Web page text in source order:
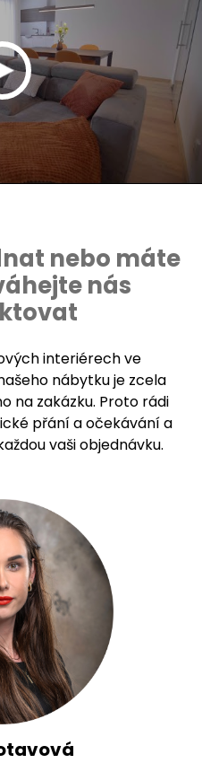
nebo máte
nás
interiérech ve
nábytku je zcela
na zakázku. Proto rádi
přání a očekávání a
vaši objednávku.